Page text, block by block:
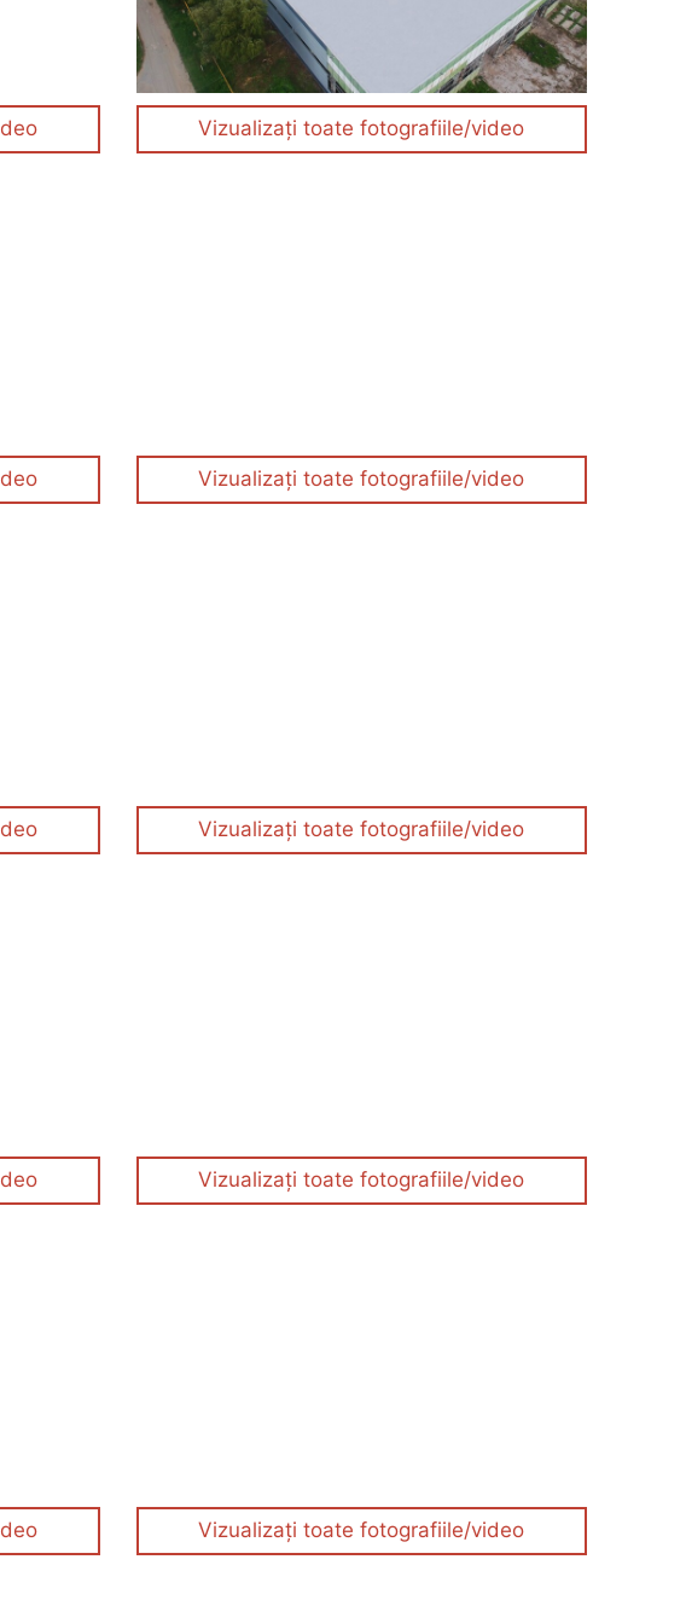
Vizualizați toate fotografiile/video
Vizualizați toate fotografiile/video
Vizualizați toate fotografiile/video
Vizualizați toate fotografiile/video
Vizualizați toate fotografiile/video